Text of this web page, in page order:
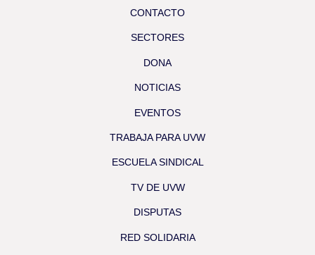
CONTACTO
SECTORES
DONA
NOTICIAS
EVENTOS
TRABAJA PARA UVW
ESCUELA SINDICAL
TV DE UVW
DISPUTAS
RED SOLIDARIA